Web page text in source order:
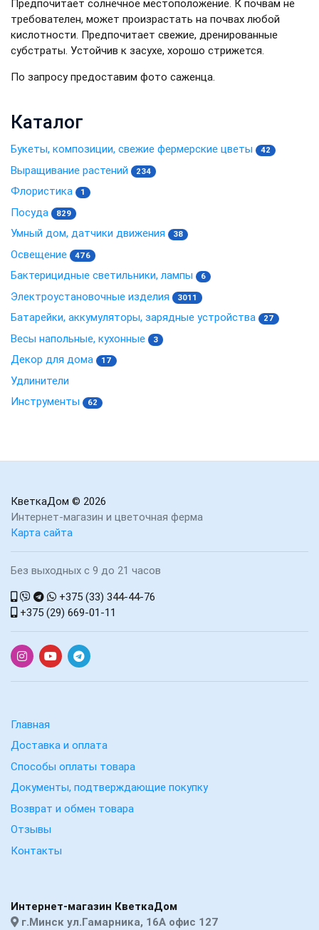
Предпочитает солнечное местоположение. К почвам не
требователен, может произрастать на почвах любой
кислотности. Предпочитает свежие, дренированные
субстраты. Устойчив к засухе, хорошо стрижется.
По запросу предоставим фото саженца.
Каталог
Букеты, композиции, свежие фермерские цветы 42
Выращивание растений 234
Флористика 1
Посуда 829
Умный дом, датчики движения 38
Освещение 476
Бактерицидные светильники, лампы 6
Электроустановочные изделия 3011
Батарейки, аккумуляторы, зарядные устройства 27
Весы напольные, кухонные 3
Декор для дома 17
Удлинители
Инструменты
62
КветкаДом © 2026
Интернет-магазин и цветочная ферма
Карта сайта
Без выходных с 9 до 21 часов
+375 (33) 344-44-76
+375 (29) 669-01-11
Главная
Доставка и оплата
Способы оплаты товара
Документы, подтверждающие покупку
Возврат и обмен товара
Отзывы
Контакты
Интернет-магазин КветкаДом
г.Минск ул.Гамарника, 16А офис 127